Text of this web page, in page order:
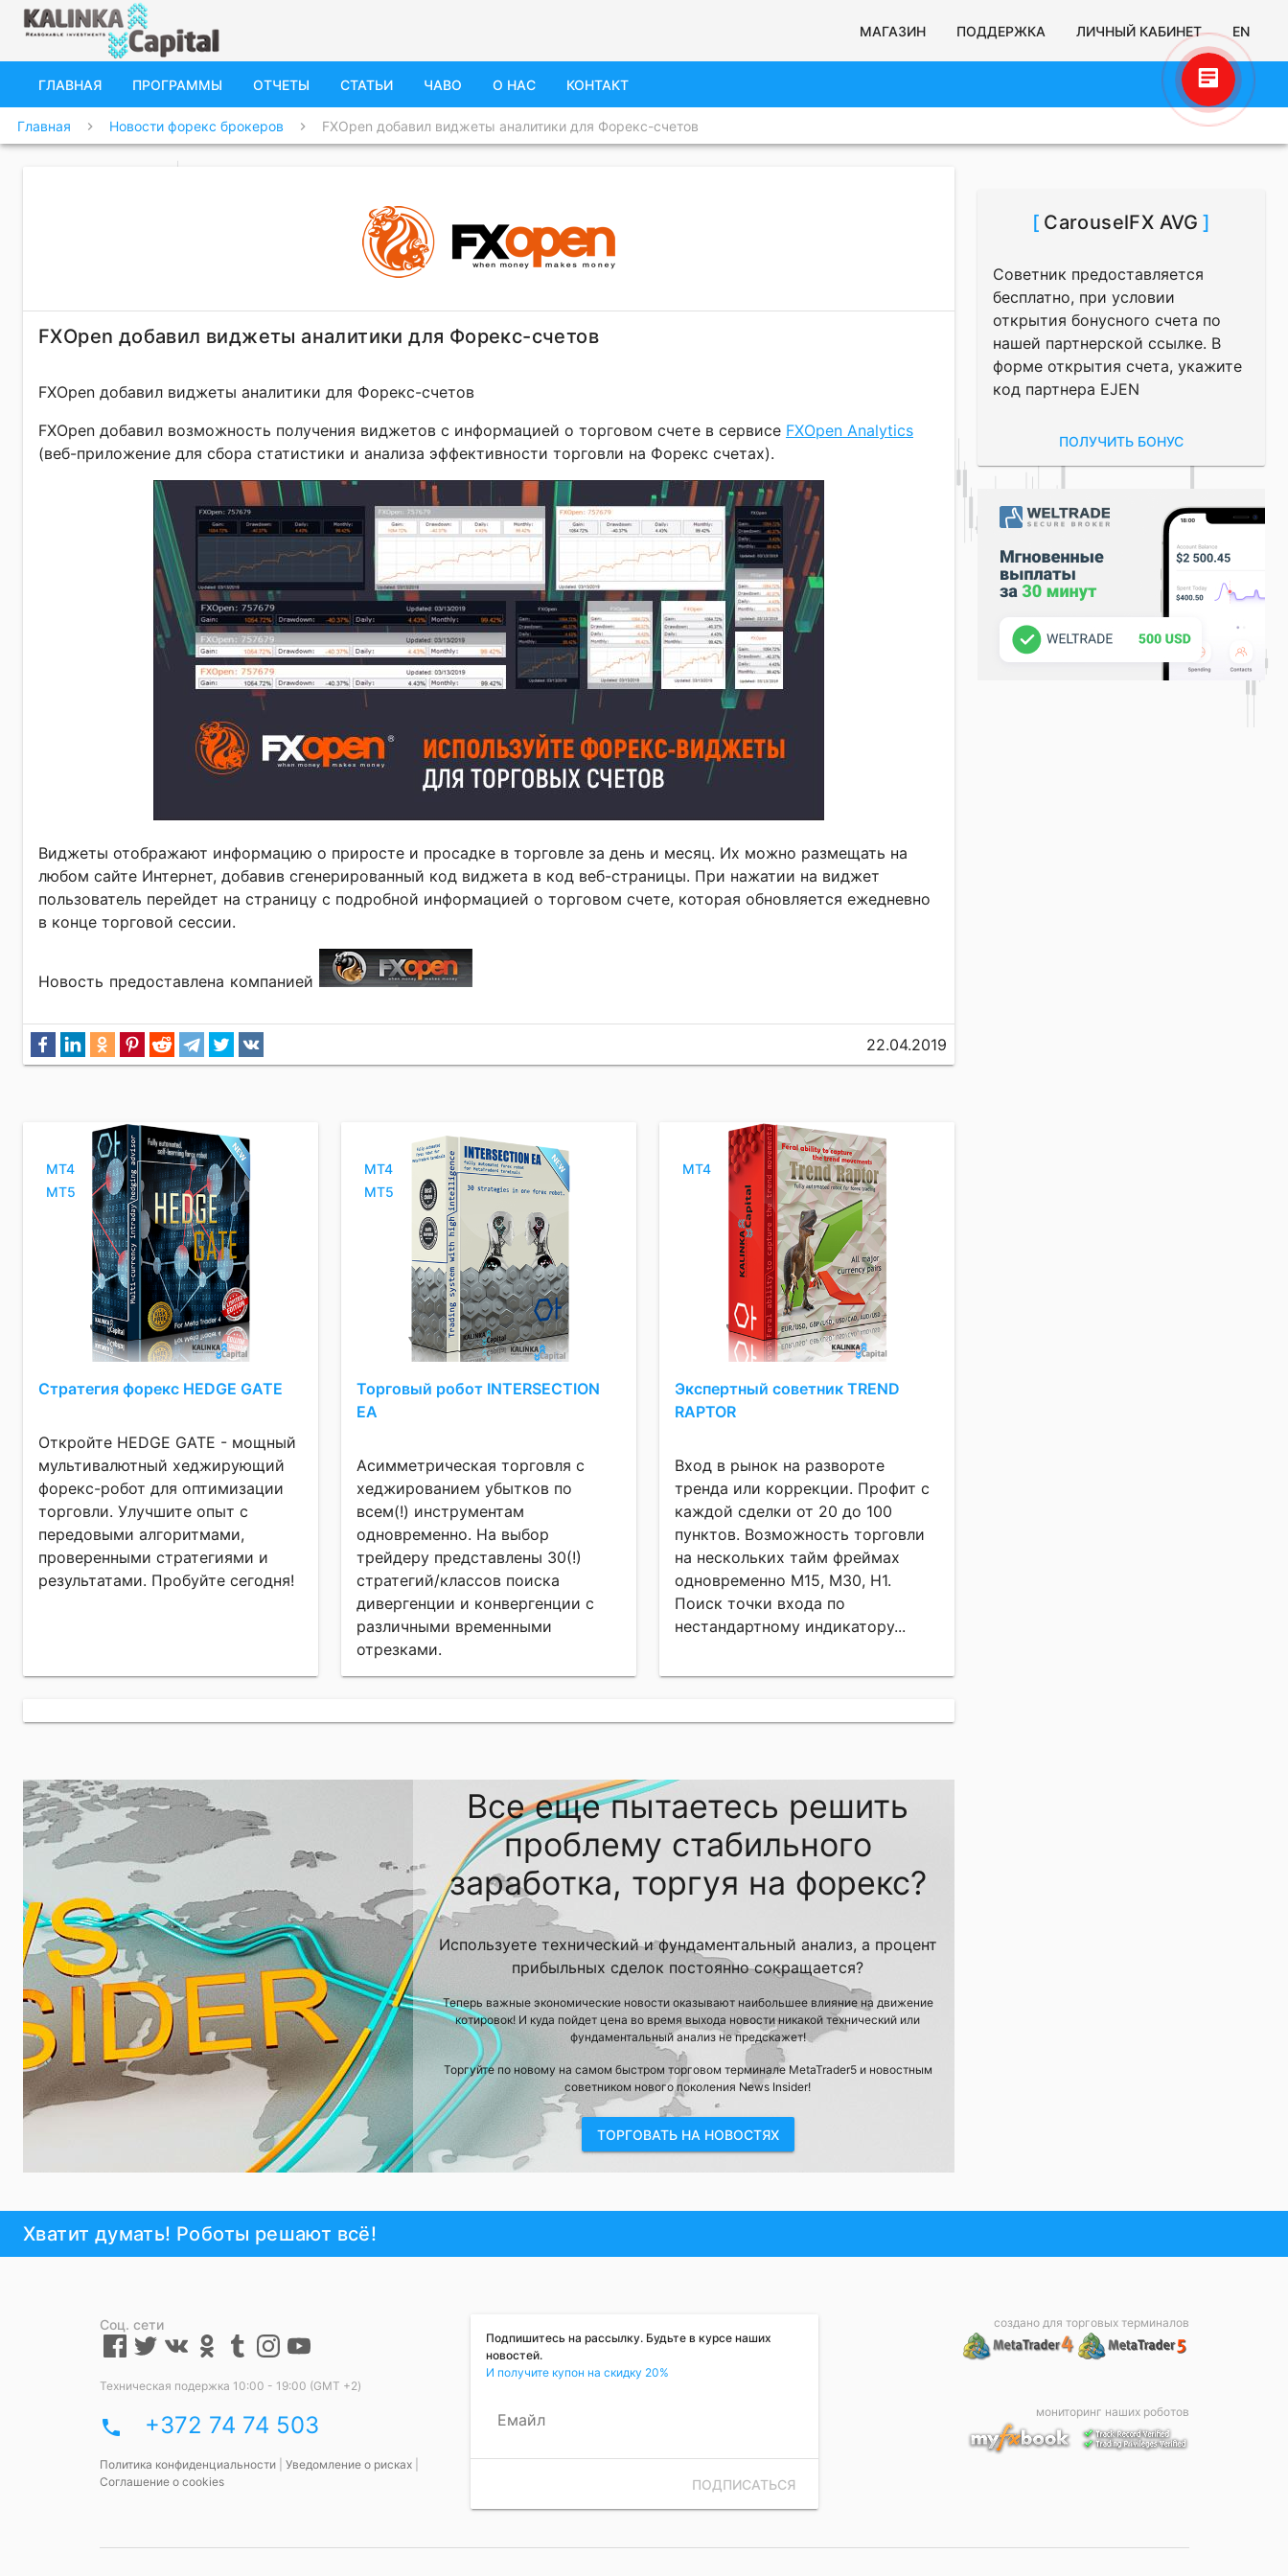
Напишите мне, если у вас появятся
МАГАЗИН ПОДДЕРЖКА ЛИЧНЫЙ КАБИНЕТ EN
ГЛАВНАЯ ПРОГРАММЫ ОТЧЕТЫ СТАТЬИ ЧАВО О НАС КОНТАКТ
Главная chevron_right Новости форекс брокеров chevron_right FXOpen добавил виджеты аналитики для Форекс-счетов
FXOpen добавил виджеты аналитики для Форекс-счетов
FXOpen добавил виджеты аналитики для Форекс-счетов
FXOpen добавил возможность получения виджетов с информацией о торговом счете в сервисе FXOpen Analytics
(веб-приложение для сбора статистики и анализа эффективности торговли на Форекс счетах).
Виджеты отображают информацию о приросте и просадке в торговле за день и месяц. Их можно размещать на
любом сайте Интернет, добавив сгенерированный код виджета в код веб-страницы. При нажатии на виджет
пользователь перейдет на страницу с подробной информацией о торговом счете, которая обновляется ежедневно
в конце торговой сессии.
Новость предоставлена компанией
22.04.2019
MT4
MT5
Стратегия форекс HEDGE GATE
Откройте HEDGE GATE - мощный
мультивалютный хеджирующий
форекс-робот для оптимизации
торговли. Улучшите опыт с
передовыми алгоритмами,
проверенными стратегиями и
результатами. Пробуйте сегодня!
MT4
MT5
Торговый робот INTERSECTION
EA
Асимметрическая торговля с
хеджированием убытков по
всем(!) инструментам
одновременно. На выбор
трейдеру представлены 30(!)
стратегий/классов поиска
дивергенции и конвергенции с
различными временными
отрезками.
MT4
Экспертный советник TREND
RAPTOR
Вход в рынок на развороте
тренда или коррекции. Профит с
каждой сделки от 20 до 100
пунктов. Возможность торговли
на нескольких тайм фреймах
одновременно M15, M30, H1.
Поиск точки входа по
нестандартному индикатору...
Все еще пытаетесь решить
проблему стабильного
заработка, торгуя на форекс?
Используете технический и фундаментальный анализ, а процент
прибыльных сделок постоянно сокращается?
Теперь важные экономические новости оказывают наибольшее влияние на движение
котировок! И куда пойдет цена во время выхода новости никакой технический или
фундаментальный анализ не предскажет!
Торгуйте по новому на самом быстром торговом терминале MetaTrader5 и новостным
советником нового поколения News Insider!
ТОРГОВАТЬ НА НОВОСТЯХ
[ CarouselFX AVG ]
Советник предоставляется
бесплатно, при условии
открытия бонусного счета по
нашей партнерской ссылке. В
форме открытия счета, укажите
код партнера EJEN
ПОЛУЧИТЬ БОНУС
Хватит думать! Роботы решают всё!
Соц. сети
Техническая подержка 10:00 - 19:00 (GMT +2)
phone +372 74 74 503
Политика конфиденциальности| Уведомление о рисках|
Соглашение о cookies
Подпишитесь на рассылку. Будьте в курсе наших
новостей.
И получите купон на скидку 20%
Емайл
ПОДПИСАТЬСЯ
создано для торговых терминалов
мониторинг наших роботов